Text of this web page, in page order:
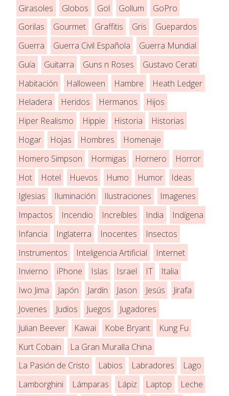
Girasoles Globos Gol Gollum
GoPro
Gorilas
Gourmet Graffitis Gris
Guepardos
Guerra
Guerra Civil Española
Guerra Mundial
Guía
Guitarra Guns n Roses
Gustavo Cerati
Habitación
Halloween Hambre
Heath Ledger
Heladera
Heridos Hermanos
Hijos
Hiper Realismo
Hippie Historia
Historias
Hogar
Hojas Hombres
Homenaje
Homero Simpson
Hormigas Hornero
Horror
Hot
Hotel Huevos Humo Humor
Ideas
Iglesias
Iluminación Ilustraciones
Imagenes
Impactos
Incendio Increíbles India
Indígena
Infancia
Inglaterra Inocentes
Insectos
Instrumentos
Inteligencia Artificial
Internet
Invierno
iPhone Islas Israel IT
Italia
Iwo Jima
Japón Jardín Jason Jesús
Jirafa
Jovenes
Judíos Juegos
Jugadores
Julian Beever
Kawai Kobe Bryant
Kung Fu
Kurt Cobain
La Gran Muralla China
La Pasión de Cristo
Labios Labradores
Lago
Lamborghini
Lámparas Lápiz Laptop
Leche